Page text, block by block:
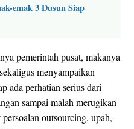
emak 3 Dusun Siap
pemerintah pusat, makanya
menyampaikan
ada perhatian serius dari
sampai malah merugikan
outsourcing, upah,